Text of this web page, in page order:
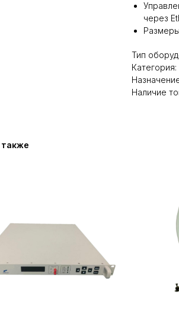
через
Тип
Наличие